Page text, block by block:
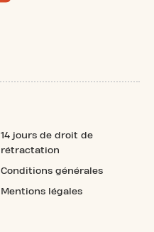
14 jours de droit de
rétractation
Conditions générales
Mentions légales